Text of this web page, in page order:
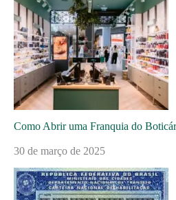
Como Abrir uma Franquia do
30 de março de 2025